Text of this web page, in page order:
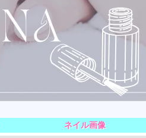
ネイル画像